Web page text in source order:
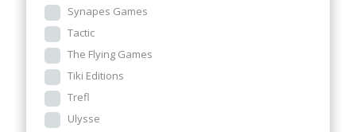
Synapes Games
Tactic
The Flying Games
Tiki Editions
Trefl
Ulysse